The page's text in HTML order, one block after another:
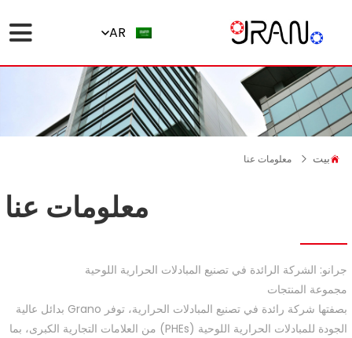
AR
بيت معلومات عنا
معلومات عنا
جرانو: الشركة الرائدة في تصنيع المبادلات الحرارية اللوحية
مجموعة المنتجات
بصفتها شركة رائدة في تصنيع المبادلات الحرارية، توفر Grano بدائل عالية
الجودة للمبادلات الحرارية اللوحية (PHEs) من العلامات التجارية الكبرى، بما